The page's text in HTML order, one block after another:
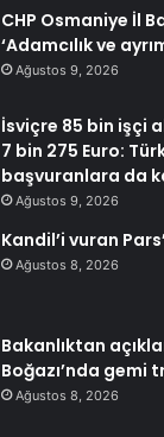
CHP Osmaniye İl
‘Adamcılık ve
Ağustos 9, 2026
İsviçre 85 bin işçi
7 bin 275 Euro:
başvuranlara da
Ağustos 9, 2026
Kandil’i vuran
Ağustos 8, 2026
Bakanlıktan
Boğazı’nda gemi
Ağustos 8, 2026